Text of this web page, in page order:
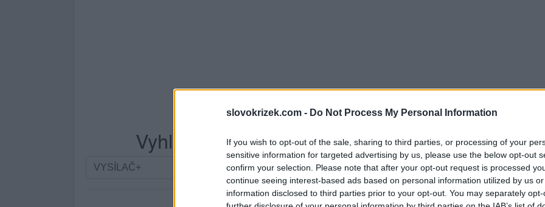
slovokrizek.com - Do Not Process My Personal Information
If you wish to opt-out of the sale, sharing to third parties, or processing of your
sensitive information for targeted advertising by us, please use the below opt-out
confirm your selection. Please note that after your opt-out request is processed
continue seeing interest-based ads based on personal information utilized by us
information disclosed to third parties prior to your opt-out. You may separately
Vyhledávání podle písmen. Zadejte všechny
Vyhledávání